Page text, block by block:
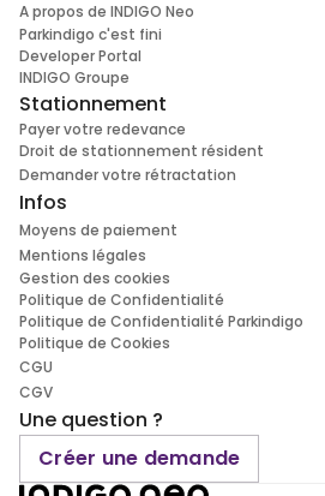
A propos de INDIGO Neo
Parkindigo c'est fini
Developer Portal
INDIGO Groupe
Stationnement
Payer votre redevance
Droit de stationnement résident
Demander votre rétractation
Infos
Moyens de paiement
Mentions légales
Gestion des cookies
Politique de Confidentialité
Politique de Confidentialité Parkindigo
Politique de Cookies
CGU
CGV
Une question ?
Créer une demande